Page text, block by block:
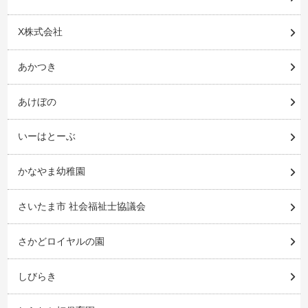
X株式会社
あかつき
あけぼの
いーはとーぶ
かなやま幼稚園
さいたま市 社会福祉士協議会
さかどロイヤルの園
しびらき